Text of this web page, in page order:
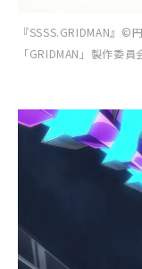
『SSSS.GRIDMAN』
「GRIDMAN」製作委員